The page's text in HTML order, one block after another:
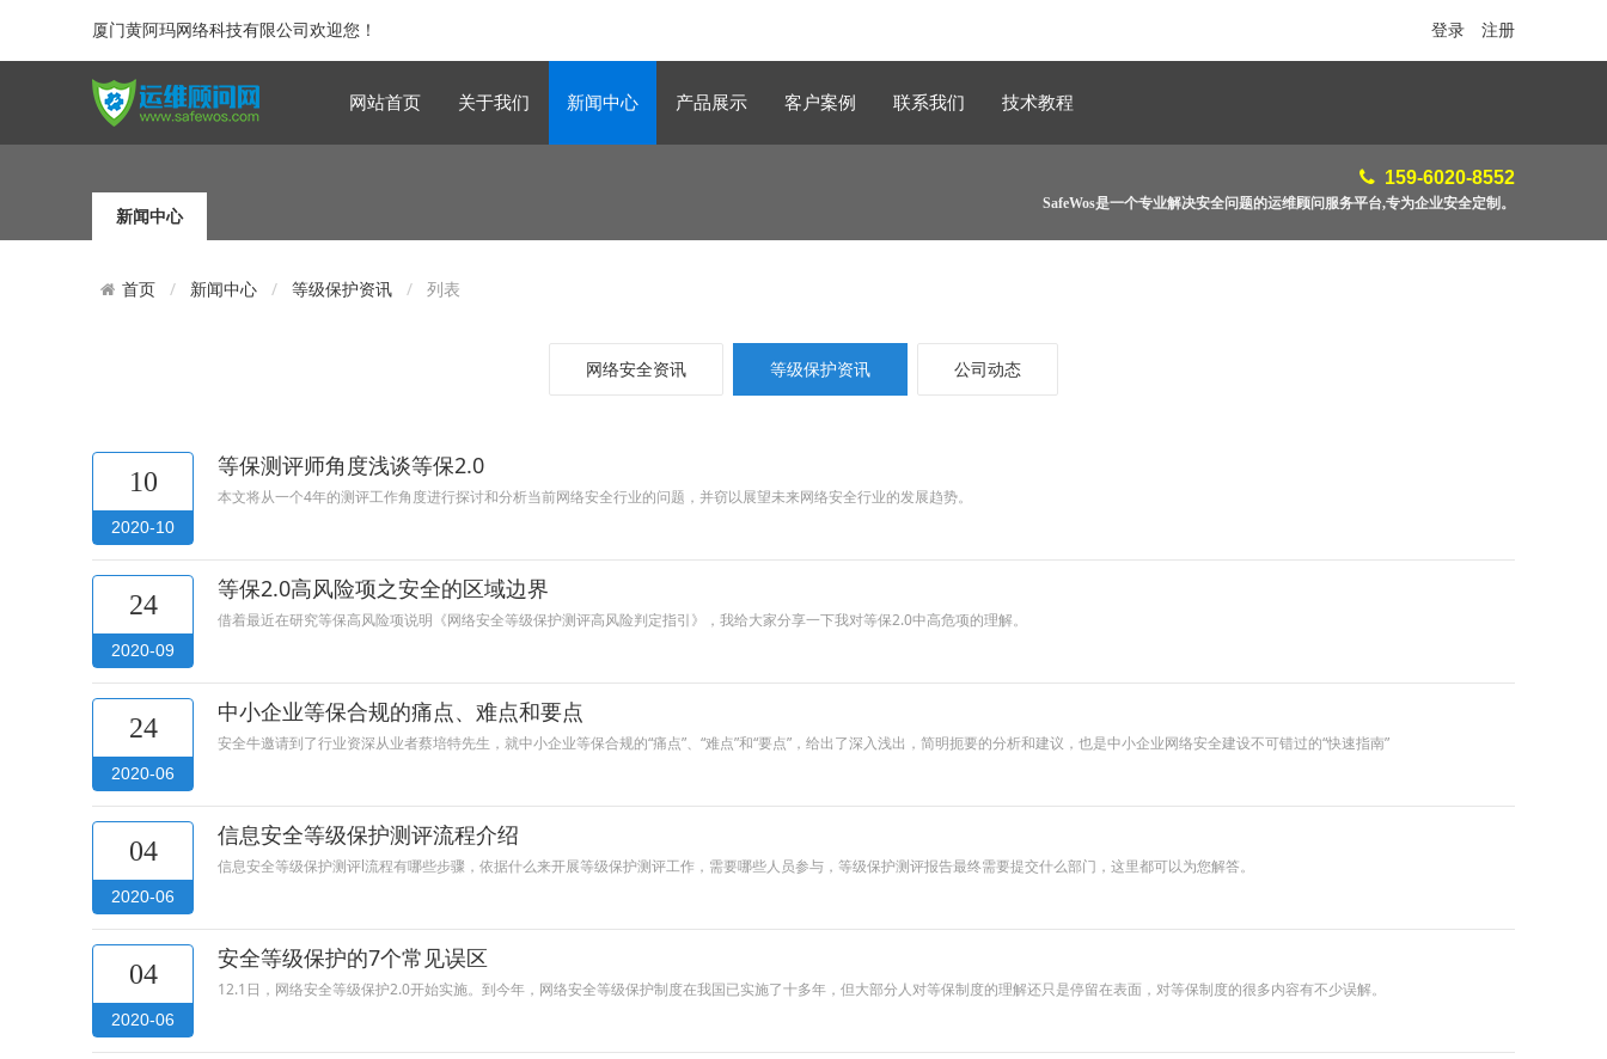
厦门黄阿玛网络科技有限公司欢迎您！ 登录 注册
网站首页 关于我们 新闻中心 产品展示 客户案例 联系我们 技术教程
新闻中心
159-6020-8552
SafeWos是一个专业解决安全问题的运维顾问服务平台,专为企业安全定制。
首页 新闻中心 等级保护资讯 列表
网络安全资讯 等级保护资讯 公司动态
10
2020-10
等保测评师角度浅谈等保2.0
本文将从一个4年的测评工作角度进行探讨和分析当前网络安全行业的问题，并窃以展望未来网络安全行业的发展趋势。
24
2020-09
等保2.0高风险项之安全的区域边界
借着最近在研究等保高风险项说明《网络安全等级保护测评高风险判定指引》，我给大家分享一下我对等保2.0中高危项的理解。
24
2020-06
中小企业等保合规的痛点、难点和要点
安全牛邀请到了行业资深从业者蔡培特先生，就中小企业等保合规的“痛点”、“难点”和“要点”，给出了深入浅出，简明扼要的分析和建议，也是中小企业网络安全建设不可错过的“快速指南”
04
2020-06
信息安全等级保护测评流程介绍
信息安全等级保护测评l流程有哪些步骤，依据什么来开展等级保护测评工作，需要哪些人员参与，等级保护测评报告最终需要提交什么部门，这里都可以为您解答。
04
2020-06
安全等级保护的7个常见误区
12.1日，网络安全等级保护2.0开始实施。到今年，网络安全等级保护制度在我国已实施了十多年，但大部分人对等保制度的理解还只是停留在表面，对等保制度的很多内容有不少误解。